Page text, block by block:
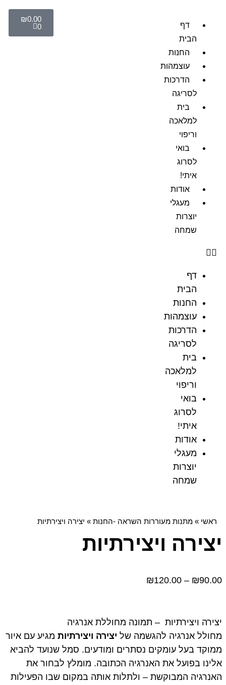
דף
הבית
החנות
עוצמהות
הדרכות
לסריגה
בית
למלאכה
וריפוי
בואי
לסרוג
איתי!
אודות
מעגלי
יוצרות
שמחה
דף
הבית
החנות
עוצמהות
הדרכות
לסריגה
בית
למלאכה
וריפוי
בואי
לסרוג
איתי!
אודות
מעגלי
יוצרות
שמחה
₪0.00
0
ראשי » מתנות מעוררות השראה -החנות » יצירה ויצירתיות
יצירה ויצירתיות
₪90.00
–
₪120.00
יצירה ויצירתיות – תמונה מחוללת אנרגיה
מחולל אנרגיה להגשמה של יצירה ויצירתיות מגיע עם איור
ממוקד בעל עומקים נסתרים ומודעים. סמל שנועד להביא
אלינו בפועל את האנרגיה הכתובה. מומלץ לבחור את
האנרגיה המבוקשת – ולתלות אותה במקום שבו הפעילות